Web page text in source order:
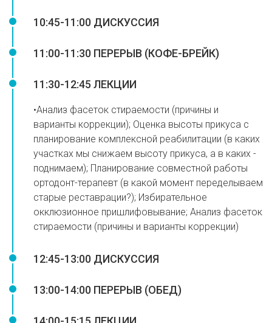
10:45-11:00 ДИСКУССИЯ
11:00-11:30 ПЕРЕРЫВ (КОФЕ-БРЕЙК)
11:30-12:45 ЛЕКЦИИ
•Анализ фасеток стираемости (причины и
варианты коррекции); Оценка высоты прикуса с
планирование комплексной реабилитации (в каких
участках мы снижаем высоту прикуса, а в каких -
поднимаем); Планирование совместной работы
ортодонт-терапевт (в какой момент переделываем
старые реставрации?); Избирательное
окклюзионное пришлифовывание; Анализ фасеток
стираемости (причины и варианты коррекции)
12:45-13:00 ДИСКУССИЯ
13:00-14:00 ПЕРЕРЫВ (ОБЕД)